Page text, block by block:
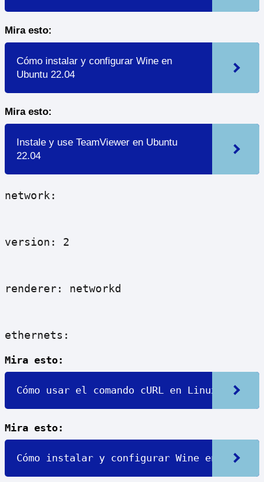
Mira esto:
Cómo instalar y configurar Wine en
Ubuntu 22.04
Mira esto:
Instale y use TeamViewer en Ubuntu
22.04
network:
version: 2
renderer: networkd
ethernets:
Mira esto:
Cómo usar el comando cURL en Linux
Mira esto:
Cómo instalar y configurar Wine en Ubuntu